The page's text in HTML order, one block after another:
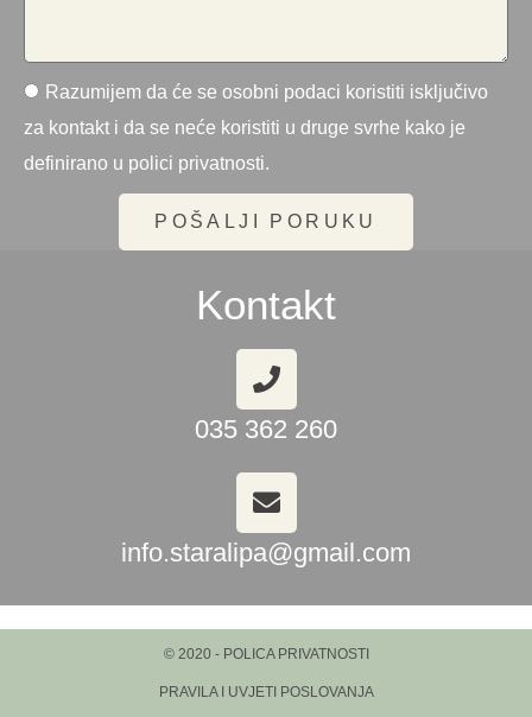
Razumijem da će se osobni podaci koristiti isključivo
za kontakt i da se neće koristiti u druge svrhe kako je
definirano u polici privatnosti.
POŠALJI PORUKU
Kontakt
035 362 260
info.staralipa@gmail.com
© 2020 - POLICA PRIVATNOSTI
PRAVILA I UVJETI POSLOVANJA